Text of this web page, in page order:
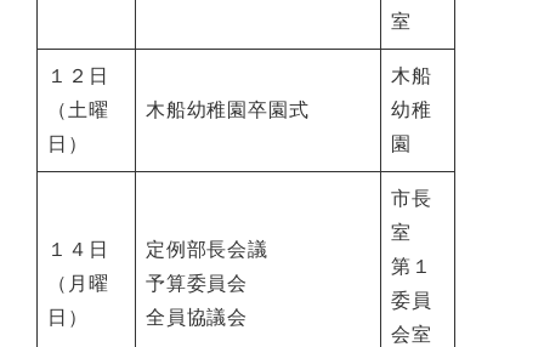
室
１２日
（土曜
日）
木船幼稚園卒園式
木船
幼稚
園
１４日
（月曜
日）
定例部長会議
予算委員会
全員協議会
市長
室
第１
委員
会室